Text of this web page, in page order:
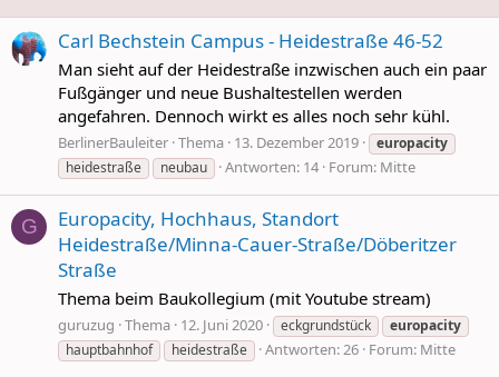
Carl Bechstein Campus - Heidestraße 46-52
Man sieht auf der Heidestraße inzwischen auch ein paar
Fußgänger und neue Bushaltestellen werden
angefahren. Dennoch wirkt es alles noch sehr kühl.
BerlinerBauleiter Thema 13. Dezember 2019
europacity
heidestraße
neubau Antworten: 14 Forum: Mitte
G
Europacity, Hochhaus, Standort
Heidestraße/Minna-Cauer-Straße/Döberitzer
Straße
Thema beim Baukollegium (mit Youtube stream)
guruzug Thema 12. Juni 2020 eckgrundstück
europacity
hauptbahnhof
heidestraße Antworten: 26 Forum: Mitte